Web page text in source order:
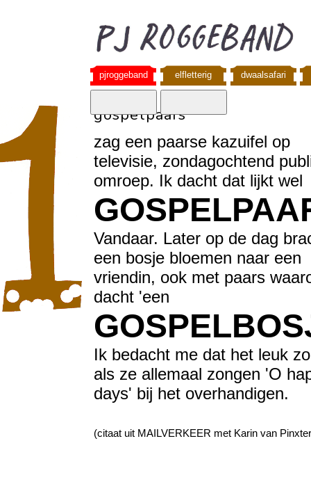
pjroggeband elfletterig dwaalsafari
gospelpaars
zag een paarse kazuifel op
televisie, zondagochtend
omroep. Ik dacht dat lijkt wel
Vandaar. Later op de dag
een bosje bloemen naar een
vriendin, ook met paars
dacht 'een
Ik bedacht me dat het leuk
als ze allemaal zongen 'O
days' bij het overhandigen.
(citaat uit MAILVERKEER met Karin van